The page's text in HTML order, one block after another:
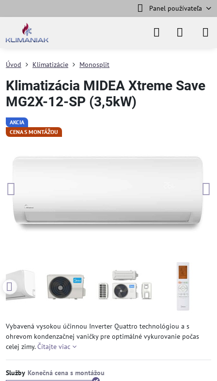
Panel používateľa
AKCIA
CENA S MONTÁŽOU
Úvod Klimatizácie Monosplit
Klimatizácia MIDEA Xtreme Save
MG2X-12-SP (3,5kW)
Vybavená vysokou účinnou Inverter Quattro technológiou a s
ohrevom kondenzačnej vaničky pre optimálné vykurovanie počas
celej zimy.Čítajte viac
Služby